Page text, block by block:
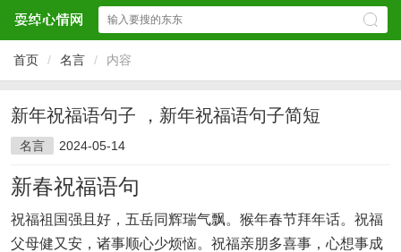
首页 / 名言 / 内容
新年祝福语句子 ，新年祝福语句子简短
名言 2024-05-14
新春祝福语句
祝福祖国强且好，五岳同辉瑞气飘。猴年春节拜年话。祝福
父母健又安，诸事顺心少烦恼。祝福亲朋多喜事，心想事成